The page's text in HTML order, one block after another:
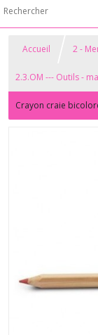
Accueil 2 -
2.3.OM --- Outils -
Crayon craie